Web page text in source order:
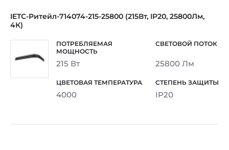
IETC-Ритейл-714074-215-25800 (215Вт, IP20, 25800Лм,
4К)
215 Вт 25800 Лм
4000 IP20